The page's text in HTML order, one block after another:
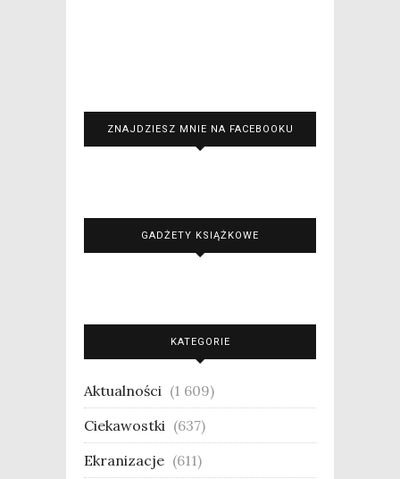
ZNAJDZIESZ MNIE NA FACEBOOKU
GADŻETY KSIĄŻKOWE
KATEGORIE
Aktualności (1 609)
Ciekawostki (637)
Ekranizacje (611)